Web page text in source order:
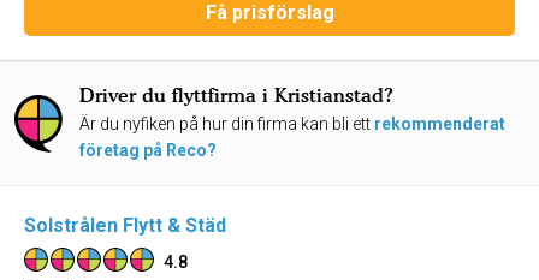
Få prisförslag
Driver du flyttfirma i Kristianstad?
Är du nyfiken på hur din firma kan bli ett rekommenderat
företag på Reco?
Solstrålen Flytt & Städ
4.8